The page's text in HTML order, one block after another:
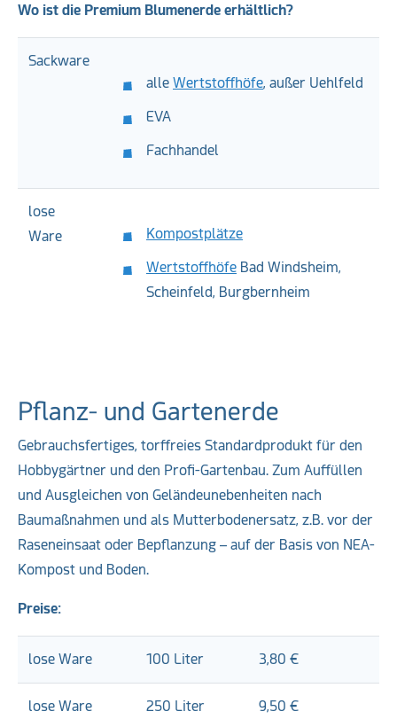
Wo ist die Premium Blumenerde erhältlich?
Sackware
alle Wertstoffhöfe, außer Uehlfeld
EVA
Fachhandel
lose
Ware
Kompostplätze
Wertstoffhöfe Bad Windsheim,
Scheinfeld, Burgbernheim
Pflanz- und Gartenerde
Gebrauchsfertiges, torffreies Standardprodukt für den
Hobbygärtner und den Profi-Gartenbau. Zum Auffüllen
und Ausgleichen von Geländeunebenheiten nach
Baumaßnahmen und als Mutterbodenersatz, z.B. vor der
Raseneinsaat oder Bepflanzung – auf der Basis von NEA-
Kompost und Boden.
Preise:
lose Ware 100 Liter 3,80 €
lose Ware 250 Liter 9,50 €